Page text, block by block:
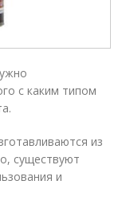
с каким типом
из
существуют
и